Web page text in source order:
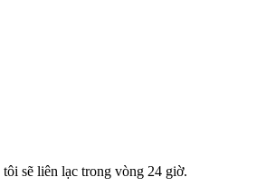
sẽ liên lạc trong vòng 24 giờ.